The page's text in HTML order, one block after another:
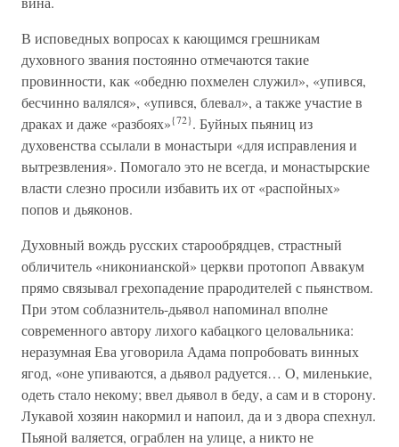
В исповедных вопросах к кающимся грешникам
духовного звания постоянно отмечаются такие
провинности, как «обедню похмелен служил», «упився,
бесчинно валялся», «упився, блевал», а также участие в
драках и даже «разбоях»{72}. Буйных пьяниц из
духовенства ссылали в монастыри «для исправления и
вытрезвления». Помогало это не всегда, и монастырские
власти слезно просили избавить их от «распойных»
попов и дьяконов.
Духовный вождь русских старообрядцев, страстный
обличитель «никонианской» церкви протопоп Аввакум
прямо связывал грехопадение прародителей с пьянством.
При этом соблазнитель-дьявол напоминал вполне
современного автору лихого кабацкого целовальника:
неразумная Ева уговорила Адама попробовать винных
ягод, «оне упиваются, а дьявол радуется… О, миленькие,
одеть стало некому; ввел дьявол в беду, а сам и в сторону.
Лукавой хозяин накормил и напоил, да и з двора спехнул.
Пьяной валяется, ограблен на улице, а никто не